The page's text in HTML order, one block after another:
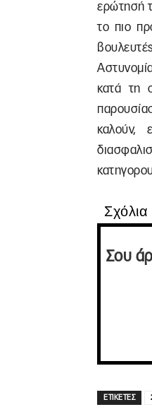
ερώτησή
το πιο
κατά τη
καλούν,
Σχόλια
Σου
ΕΤΙΚΕΤΕΣ